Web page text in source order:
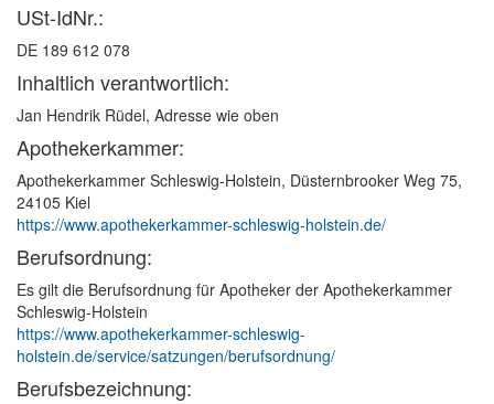
USt-IdNr.:
DE 189 612 078
Inhaltlich verantwortlich:
Jan Hendrik Rüdel, Adresse wie oben
Apotheker­kammer:
Apothekerkammer Schleswig-Holstein, Düsternbrooker Weg 75,
24105 Kiel
https://www.apothekerkammer-schleswig-holstein.de/
Berufsordnung:
Es gilt die Berufsordnung für Apotheker der Apothekerkammer
Schleswig-Holstein
https://www.apothekerkammer-schleswig-
holstein.de/service/satzungen/berufsordnung/
Berufsbezeichnung: